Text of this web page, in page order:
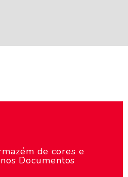
de cores e
Documentos